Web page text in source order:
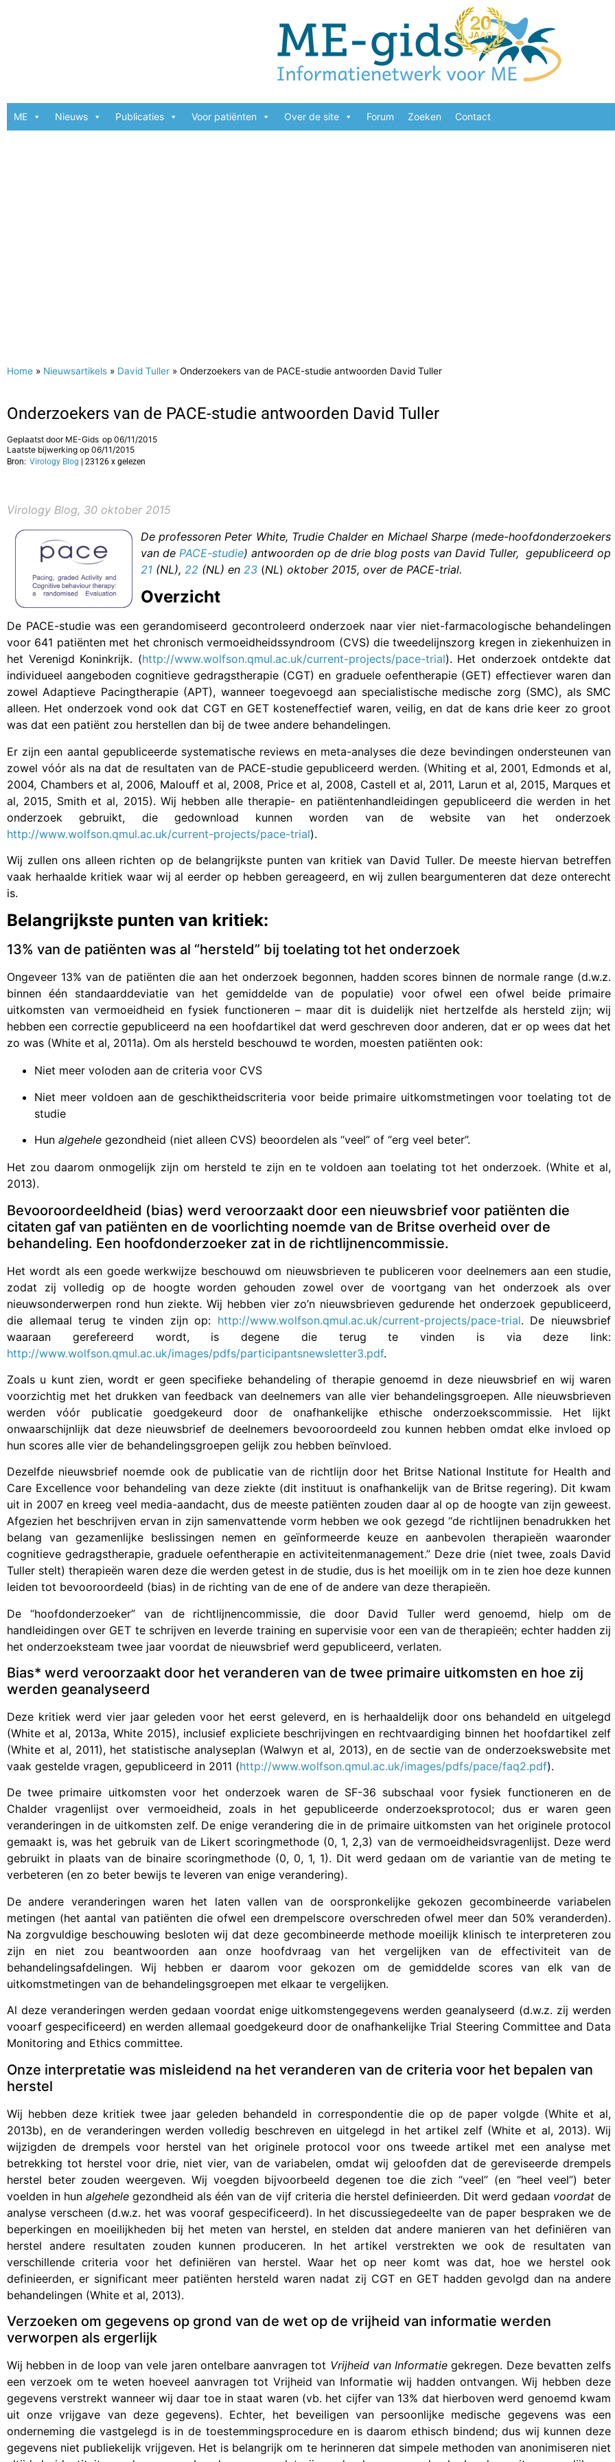
ME Nieuws Publicaties Voor patiënten Over de site Forum Zoeken Contact
Home » Nieuwsartikels » David Tuller » Onderzoekers van de PACE-studie antwoorden David Tuller
Onderzoekers van de PACE-studie antwoorden David Tuller
Geplaatst door ME-Gids op 06/11/2015
Laatste bijwerking op 06/11/2015
Bron: Virology Blog | 23126 x gelezen
Virology Blog, 30 oktober 2015
De professoren Peter White, Trudie Chalder en Michael Sharpe (mede-hoofdonderzoekers
van de PACE-studie) antwoorden op de drie blog posts van David Tuller, gepubliceerd op
21 (NL), 22 (NL) en 23 (NL) oktober 2015, over de PACE-trial.
Overzicht
De PACE-studie was een gerandomiseerd gecontroleerd onderzoek naar vier niet-farmacologische behandelingen
voor 641 patiënten met het chronisch vermoeidheidssyndroom (CVS) die tweedelijnszorg kregen in ziekenhuizen in
het Verenigd Koninkrijk. (http://www.wolfson.qmul.ac.uk/current-projects/pace-trial). Het onderzoek ontdekte dat
individueel aangeboden cognitieve gedragstherapie (CGT) en graduele oefentherapie (GET) effectiever waren dan
zowel Adaptieve Pacingtherapie (APT), wanneer toegevoegd aan specialistische medische zorg (SMC), als SMC
alleen. Het onderzoek vond ook dat CGT en GET kosteneffectief waren, veilig, en dat de kans drie keer zo groot
was dat een patiënt zou herstellen dan bij de twee andere behandelingen.
Er zijn een aantal gepubliceerde systematische reviews en meta-analyses die deze bevindingen ondersteunen van
zowel vóór als na dat de resultaten van de PACE-studie gepubliceerd werden. (Whiting et al, 2001, Edmonds et al,
2004, Chambers et al, 2006, Malouff et al, 2008, Price et al, 2008, Castell et al, 2011, Larun et al, 2015, Marques et
al, 2015, Smith et al, 2015). Wij hebben alle therapie- en patiëntenhandleidingen gepubliceerd die werden in het
onderzoek gebruikt, die gedownload kunnen worden van de website van het onderzoek
http://www.wolfson.qmul.ac.uk/current-projects/pace-trial).
Wij zullen ons alleen richten op de belangrijkste punten van kritiek van David Tuller. De meeste hiervan betreffen
vaak herhaalde kritiek waar wij al eerder op hebben gereageerd, en wij zullen beargumenteren dat deze onterecht
is.
Belangrijkste punten van kritiek:
13% van de patiënten was al “hersteld” bij toelating tot het onderzoek
Ongeveer 13% van de patiënten die aan het onderzoek begonnen, hadden scores binnen de normale range (d.w.z.
binnen één standaarddeviatie van het gemiddelde van de populatie) voor ofwel een ofwel beide primaire
uitkomsten van vermoeidheid en fysiek functioneren – maar dit is duidelijk niet hertzelfde als hersteld zijn; wij
hebben een correctie gepubliceerd na een hoofdartikel dat werd geschreven door anderen, dat er op wees dat het
zo was (White et al, 2011a). Om als hersteld beschouwd te worden, moesten patiënten ook:
Niet meer voloden aan de criteria voor CVS
Niet meer voldoen aan de geschiktheidscriteria voor beide primaire uitkomstmetingen voor toelating tot de
studie
Hun algehele gezondheid (niet alleen CVS) beoordelen als “veel” of “erg veel beter”.
Het zou daarom onmogelijk zijn om hersteld te zijn en te voldoen aan toelating tot het onderzoek. (White et al,
2013).
Bevooroordeeldheid (bias) werd veroorzaakt door een nieuwsbrief voor patiënten die
citaten gaf van patiënten en de voorlichting noemde van de Britse overheid over de
behandeling. Een hoofdonderzoeker zat in de richtlijnencommissie.
Het wordt als een goede werkwijze beschouwd om nieuwsbrieven te publiceren voor deelnemers aan een studie,
zodat zij volledig op de hoogte worden gehouden zowel over de voortgang van het onderzoek als over
nieuwsonderwerpen rond hun ziekte. Wij hebben vier zo’n nieuwsbrieven gedurende het onderzoek gepubliceerd,
die allemaal terug te vinden zijn op: http://www.wolfson.qmul.ac.uk/current-projects/pace-trial. De nieuwsbrief
waaraan gerefereerd wordt, is degene die terug te vinden is via deze link:
http://www.wolfson.qmul.ac.uk/images/pdfs/participantsnewsletter3.pdf.
Zoals u kunt zien, wordt er geen specifieke behandeling of therapie genoemd in deze nieuwsbrief en wij waren
voorzichtig met het drukken van feedback van deelnemers van alle vier behandelingsgroepen. Alle nieuwsbrieven
werden vóór publicatie goedgekeurd door de onafhankelijke ethische onderzoekscommissie. Het lijkt
onwaarschijnlijk dat deze nieuwsbrief de deelnemers bevooroordeeld zou kunnen hebben omdat elke invloed op
hun scores alle vier de behandelingsgroepen gelijk zou hebben beïnvloed.
Dezelfde nieuwsbrief noemde ook de publicatie van de richtlijn door het Britse National Institute for Health and
Care Excellence voor behandeling van deze ziekte (dit instituut is onafhankelijk van de Britse regering). Dit kwam
uit in 2007 en kreeg veel media-aandacht, dus de meeste patiënten zouden daar al op de hoogte van zijn geweest.
Afgezien het beschrijven ervan in zijn samenvattende vorm hebben we ook gezegd “de richtlijnen benadrukken het
belang van gezamenlijke beslissingen nemen en geïnformeerde keuze en aanbevolen therapieën waaronder
cognitieve gedragstherapie, graduele oefentherapie en activiteitenmanagement.” Deze drie (niet twee, zoals David
Tuller stelt) therapieën waren deze die werden getest in de studie, dus is het moeilijk om in te zien hoe deze kunnen
leiden tot bevooroordeeld (bias) in de richting van de ene of de andere van deze therapieën.
De “hoofdonderzoeker” van de richtlijnencommissie, die door David Tuller werd genoemd, hielp om de
handleidingen over GET te schrijven en leverde training en supervisie voor een van de therapieën; echter hadden zij
het onderzoeksteam twee jaar voordat de nieuwsbrief werd gepubliceerd, verlaten.
Bias* werd veroorzaakt door het veranderen van de twee primaire uitkomsten en hoe zij
werden geanalyseerd
Deze kritiek werd vier jaar geleden voor het eerst geleverd, en is herhaaldelijk door ons behandeld en uitgelegd
(White et al, 2013a, White 2015), inclusief expliciete beschrijvingen en rechtvaardiging binnen het hoofdartikel zelf
(White et al, 2011), het statistische analyseplan (Walwyn et al, 2013), en de sectie van de onderzoekswebsite met
vaak gestelde vragen, gepubliceerd in 2011 (http://www.wolfson.qmul.ac.uk/images/pdfs/pace/faq2.pdf).
De twee primaire uitkomsten voor het onderzoek waren de SF-36 subschaal voor fysiek functioneren en de
Chalder vragenlijst over vermoeidheid, zoals in het gepubliceerde onderzoeksprotocol; dus er waren geen
veranderingen in de uitkomsten zelf. De enige verandering die in de primaire uitkomsten van het originele protocol
gemaakt is, was het gebruik van de Likert scoringmethode (0, 1, 2,3) van de vermoeidheidsvragenlijst. Deze werd
gebruikt in plaats van de binaire scoringmethode (0, 0, 1, 1). Dit werd gedaan om de variantie van de meting te
verbeteren (en zo beter bewijs te leveren van enige verandering).
De andere veranderingen waren het laten vallen van de oorspronkelijke gekozen gecombineerde variabelen
metingen (het aantal van patiënten die ofwel een drempelscore overschreden ofwel meer dan 50% veranderden).
Na zorgvuldige beschouwing besloten wij dat deze gecombineerde methode moeilijk klinisch te interpreteren zou
zijn en niet zou beantwoorden aan onze hoofdvraag van het vergelijken van de effectiviteit van de
behandelingsafdelingen. Wij hebben er daarom voor gekozen om de gemiddelde scores van elk van de
uitkomstmetingen van de behandelingsgroepen met elkaar te vergelijken.
Al deze veranderingen werden gedaan voordat enige uitkomstengegevens werden geanalyseerd (d.w.z. zij werden
vooarf gespecificeerd) en werden allemaal goedgekeurd door de onafhankelijke Trial Steering Committee and Data
Monitoring and Ethics committee.
Onze interpretatie was misleidend na het veranderen van de criteria voor het bepalen van
herstel
Wij hebben deze kritiek twee jaar geleden behandeld in correspondentie die op de paper volgde (White et al,
2013b), en de veranderingen werden volledig beschreven en uitgelegd in het artikel zelf (White et al, 2013). Wij
wijzigden de drempels voor herstel van het originele protocol voor ons tweede artikel met een analyse met
betrekking tot herstel voor drie, niet vier, van de variabelen, omdat wij geloofden dat de gereviseerde drempels
herstel beter zouden weergeven. Wij voegden bijvoorbeeld degenen toe die zich “veel” (en “heel veel”) beter
voelden in hunalgehelegezondheid als één van de vijf criteria die herstel definieerden. Dit werd gedaan voordatde
analyse verscheen (d.w.z. het was vooraf gespecificeerd). In het discussiegedeelte van de paper bespraken we de
beperkingen en moeilijkheden bij het meten van herstel, en stelden dat andere manieren van het definiëren van
herstel andere resultaten zouden kunnen produceren. In het artikel verstrekten we ook de resultaten van
verschillende criteria voor het definiëren van herstel. Waar het op neer komt was dat, hoe we herstel ook
definieerden, er significant meer patiënten hersteld waren nadat zij CGT en GET hadden gevolgd dan na andere
behandelingen (White et al, 2013).
Verzoeken om gegevens op grond van de wet op de vrijheid van informatie werden
verworpen als ergerlijk
Wij hebben in de loop van vele jaren ontelbare aanvragen tot Vrijheid van Informatie gekregen. Deze bevatten zelfs
een verzoek om te weten hoeveel aanvragen tot Vrijheid van Informatie wij hadden ontvangen. Wij hebben deze
gegevens verstrekt wanneer wij daar toe in staat waren (vb. het cijfer van 13% dat hierboven werd genoemd kwam
uit onze vrijgave van deze gegevens). Echter, het beveiligen van persoonlijke medische gegevens was een
onderneming die vastgelegd is in de toestemmingsprocedure en is daarom ethisch bindend; dus wij kunnen deze
gegevens niet publiekelijk vrijgeven. Het is belangrijk om te herinneren dat simpele methoden van anonimiseren niet